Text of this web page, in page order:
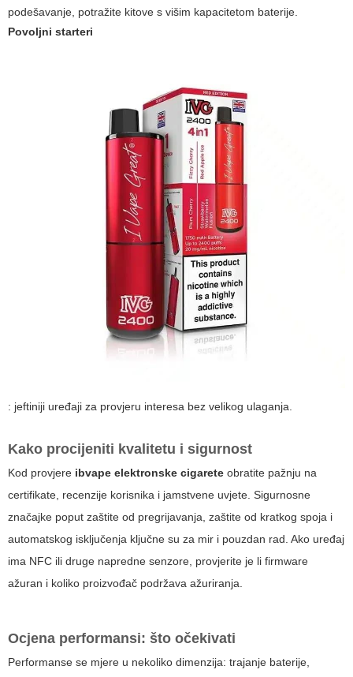
podešavanje, potražite kitove s višim kapacitetom baterije.
Povoljni starteri
: jeftiniji uređaji za provjeru interesa bez velikog ulaganja.
Kako procijeniti kvalitetu i sigurnost
Kod provjere ibvape elektronske cigarete obratite pažnju na
certifikate, recenzije korisnika i jamstvene uvjete. Sigurnosne
značajke poput zaštite od pregrijavanja, zaštite od kratkog spoja i
automatskog isključenja ključne su za mir i pouzdan rad. Ako uređaj
ima NFC ili druge napredne senzore, provjerite je li firmware
ažuran i koliko proizvođač podržava ažuriranja.
Ocjena performansi: što očekivati
Performanse se mjere u nekoliko dimenzija: trajanje baterije,